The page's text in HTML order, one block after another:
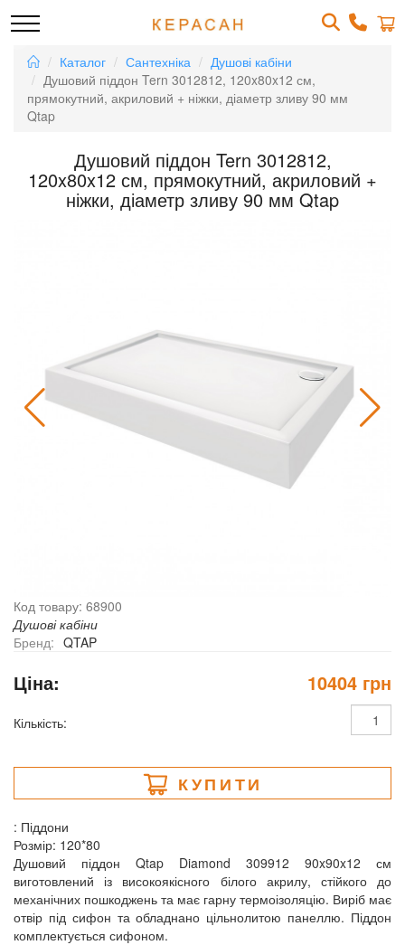
Каталог Сантехніка
Душові кабіни
Душовий піддон Tern 3012812, 120x80x12 см,
прямокутний, акриловий + ніжки, діаметр зливу 90 мм
Qtap
Душовий піддон Tern 3012812,
120x80x12 см, прямокутний, акриловий +
ніжки, діаметр зливу 90 мм Qtap
Код товару: 68900
Душові кабіни
Бренд: QTAP
Ціна: 10404 грн
Кількість:
КУПИТИ
: Піддони
Розмір: 120*80
Душовий піддон Qtap Diamond 309912 90x90x12 см
виготовлений із високоякісного білого акрилу, стійкого до
механічних пошкоджень та має гарну термоізоляцію. Виріб має
отвір під сифон та обладнано цільнолитою панеллю. Піддон
комплектується сифоном.